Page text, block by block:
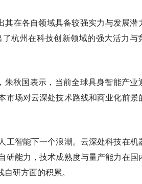
在各自领域具备较强实力与发展潜
杭州在科技创新领域的强大活力与
秋国表示，当前全球具身智能产业
市场对云深处技术路线和商业化前景
工智能下一个浪潮。云深处科技在机
研能力，技术成熟度与量产能力在国
研方面的积累。